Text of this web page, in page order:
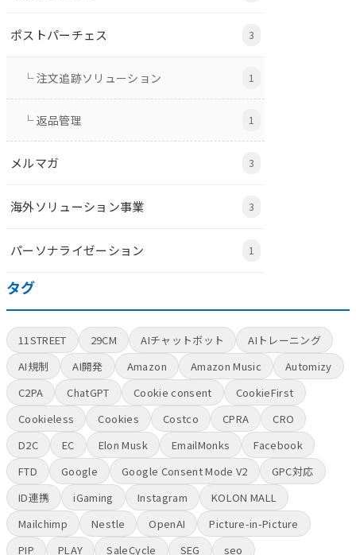
ポストパーチェス 3
└ 注文追跡ソリューション 1
└ 返品管理 1
メルマガ 3
海外ソリューション事業 3
パーソナライゼーション 1
タグ
11STREET 29CM AIチャットボット
AIトレーニング
AI規制
AI開発 Amazon Amazon Music
Automizy
C2PA
ChatGPT Cookie consent
CookieFirst
Cookieless
Cookies Costco CPRA
CRO
D2C
EC Elon Musk EmailMonks
Facebook
FTD
Google Google Consent Mode V2
GPC対応
ID連携
iGaming Instagram
KOLON MALL
Mailchimp
Nestle OpenAI
Picture-in-Picture
PIP
PLAY SaleCycle SEG
seo